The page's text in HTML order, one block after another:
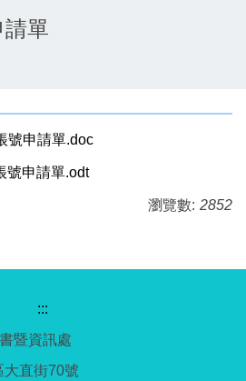
單
號申請單.doc
號申請單.odt
瀏覽數: 2852
:::
暨資訊處
大直街70號